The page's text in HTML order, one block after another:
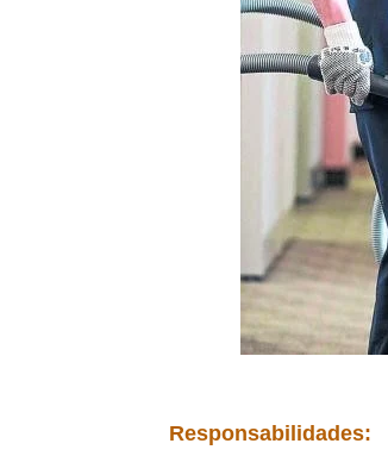
Responsabilidades: